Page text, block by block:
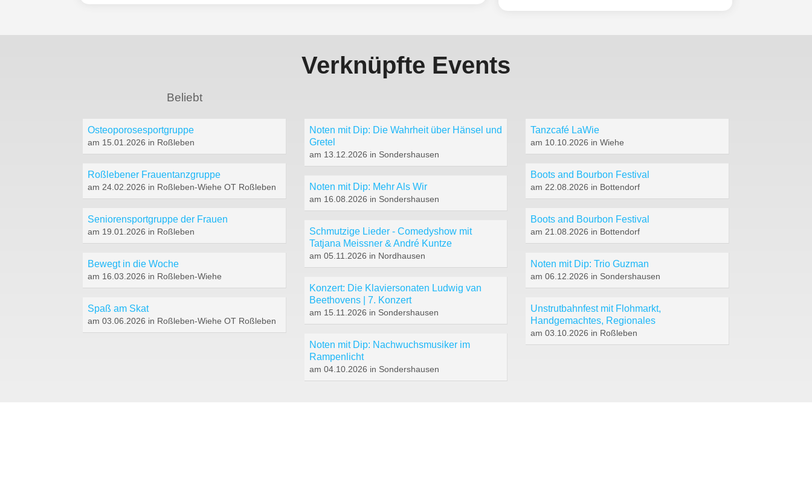
Verknüpfte Events
Beliebt
Osteoporosesportgruppe
am 15.01.2026 in Roßleben
Roßlebener Frauentanzgruppe
am 24.02.2026 in Roßleben-Wiehe OT Roßleben
Seniorensportgruppe der Frauen
am 19.01.2026 in Roßleben
Bewegt in die Woche
am 16.03.2026 in Roßleben-Wiehe
Spaß am Skat
am 03.06.2026 in Roßleben-Wiehe OT Roßleben
Noten mit Dip: Die Wahrheit über Hänsel und
Gretel
am 13.12.2026 in Sondershausen
Noten mit Dip: Mehr Als Wir
am 16.08.2026 in Sondershausen
Schmutzige Lieder - Comedyshow mit
Tatjana Meissner & André Kuntze
am 05.11.2026 in Nordhausen
Konzert: Die Klaviersonaten Ludwig van
Beethovens | 7. Konzert
am 15.11.2026 in Sondershausen
Noten mit Dip: Nachwuchsmusiker im
Rampenlicht
am 04.10.2026 in Sondershausen
Tanzcafé LaWie
am 10.10.2026 in Wiehe
Boots and Bourbon Festival
am 22.08.2026 in Bottendorf
Boots and Bourbon Festival
am 21.08.2026 in Bottendorf
Noten mit Dip: Trio Guzman
am 06.12.2026 in Sondershausen
Unstrutbahnfest mit Flohmarkt,
Handgemachtes, Regionales
am 03.10.2026 in Roßleben